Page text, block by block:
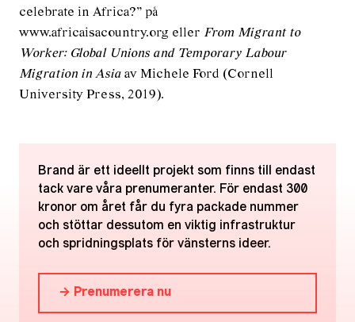
celebrate in Africa?” på
www.africaisacountry.org eller From Migrant to
Worker: Global Unions and Temporary Labour
Migration in Asia av Michele Ford (Cornell
University Press, 2019).
Brand är ett ideellt projekt som finns till endast
tack vare våra prenumeranter. För endast 300
kronor om året får du fyra packade nummer
och stöttar dessutom en viktig infrastruktur
och spridningsplats för vänsterns ideer.
→ Prenumerera nu